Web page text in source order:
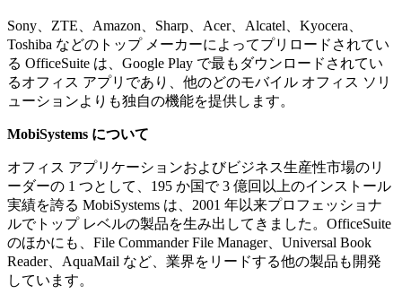
Sony、ZTE、Amazon、Sharp、Acer、Alcatel、Kyocera、
Toshiba などのトップ メーカーによってプリロードされてい
る OfficeSuite は、Google Play で最もダウンロードされてい
るオフィス アプリであり、他のどのモバイル オフィス ソリ
ューションよりも独自の機能を提供します。
MobiSystems について
オフィス アプリケーションおよびビジネス生産性市場のリ
ーダーの 1 つとして、195 か国で 3 億回以上のインストール
実績を誇る MobiSystems は、2001 年以来プロフェッショナ
ルでトップ レベルの製品を生み出してきました。OfficeSuite
のほかにも、File Commander File Manager、Universal Book
Reader、AquaMail など、業界をリードする他の製品も開発
しています。